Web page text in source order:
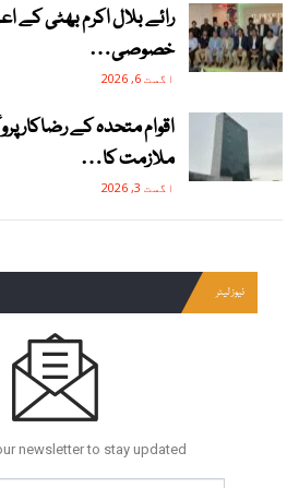
رائے بلال اکرم بھٹی کے
خصوصی…
اگست 6, 2026
اقوام متحدہ کے رضاکار
ملازمت کا…
اگست 3, 2026
نیوز لیٹر
newsletter to stay updated.